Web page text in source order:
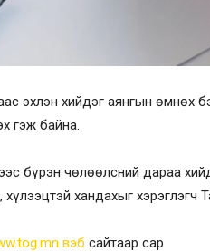
эхлэн хийдэг аянгын өмнөх
гэж байна.
бүрэн чөлөөлсний дараа
хандахыг хэрэглэгч
вэб сайтаар сар